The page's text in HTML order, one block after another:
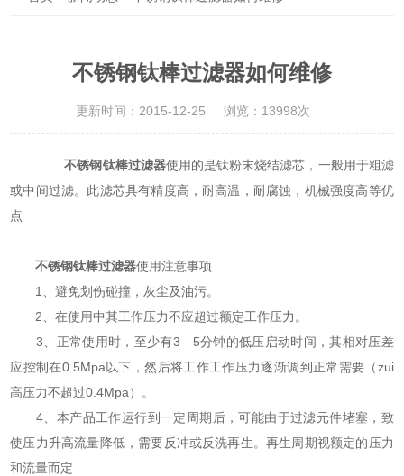
不锈钢钛棒过滤器如何维修
更新时间：2015-12-25 浏览：13998次
不锈钢钛棒过滤器使用的是钛粉末烧结滤芯，一般用于粗滤
或中间过滤。此滤芯具有精度高，耐高温，耐腐蚀，机械强度高等优
点
不锈钢钛棒过滤器使用注意事项
1、避免划伤碰撞，灰尘及油污。
2、在使用中其工作压力不应超过额定工作压力。
3、正常使用时，至少有3—5分钟的低压启动时间，其相对压差
应控制在0.5Mpa以下，然后将工作工作压力逐渐调到正常需要（zui
高压力不超过0.4Mpa）。
4、本产品工作运行到一定周期后，可能由于过滤元件堵塞，致
使压力升高流量降低，需要反冲或反洗再生。再生周期视额定的压力
和流量而定